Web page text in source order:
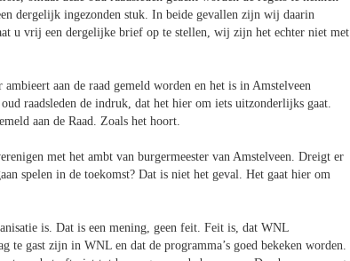
dergelijk ingezonden stuk. In beide gevallen zijn wij daarin
u vrij een dergelijke brief op te stellen, wij zijn het echter niet met
aan de raad gemeld worden en het is in Amstelveen
raadsleden de indruk, dat het hier om iets uitzonderlijks gaat.
aan de Raad. Zoals het hoort.
met het ambt van burgermeester van Amstelveen. Dreigt er
spelen in de toekomst? Dat is niet het geval. Het gaat hier om
is. Dat is een mening, geen feit. Feit is, dat WNL
gast zijn in WNL en dat de programma’s goed bekeken worden.